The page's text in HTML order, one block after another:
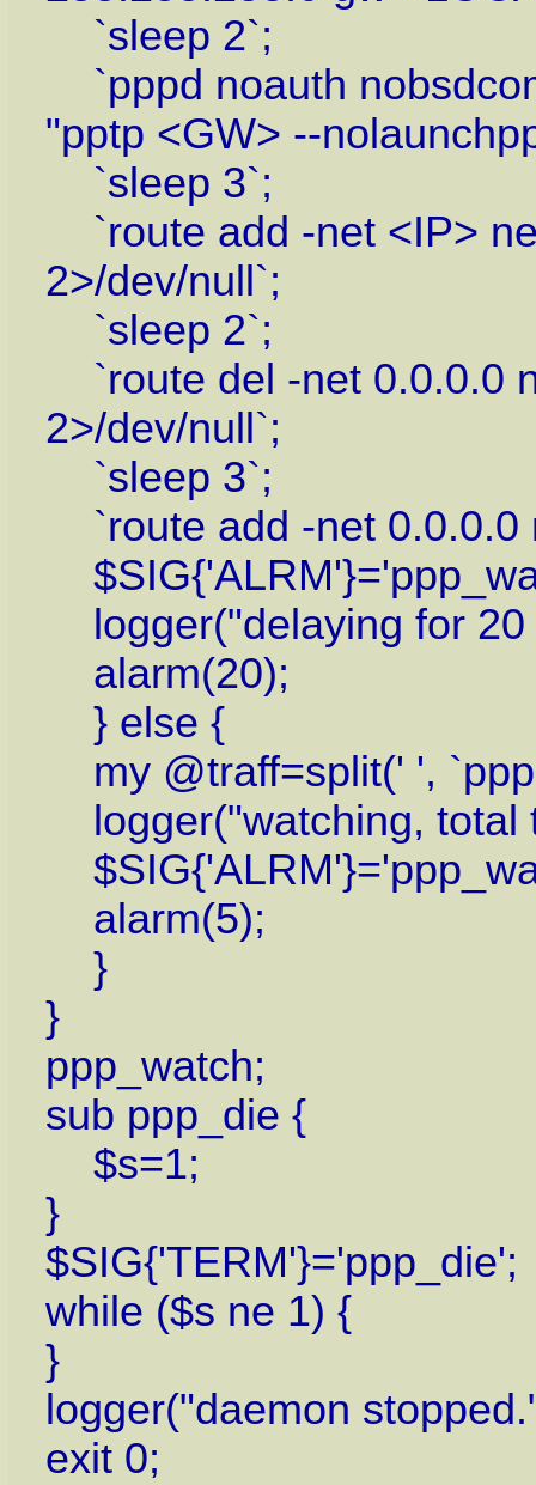
`sleep 2`;
`pppd noauth
"pptp <GW> --
`sleep 3`;
`route add -net <IP>
2>/dev/null`;
`sleep 2`;
`route del -net 0.0.0.0
2>/dev/null`;
`sleep 3`;
`route add -net 0.0.0.0
logger("delaying for 20
alarm(20);
} else {
my @traff=split(' ',
logger("watching, total
alarm(5);
}
}
ppp_watch;
sub ppp_die {
$s=1;
}
$SIG{'TERM'}='ppp_die';
while ($s ne 1) {
}
logger("daemon
exit 0;